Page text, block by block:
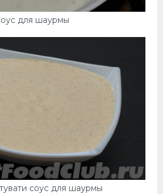
для шаурмы
соус для шаурмы